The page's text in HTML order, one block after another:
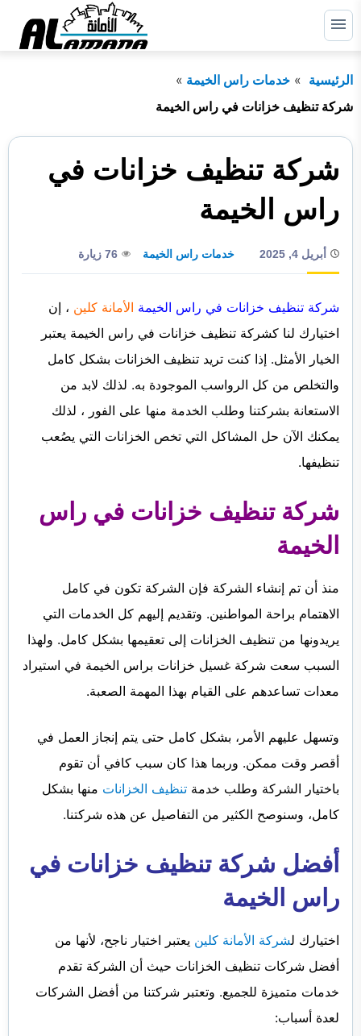
التجاوز
إلى القائمة
عن:
ابحث
دبي
الشارقة
عجمان
أم القيوين
أبوظبي
الرئيسية
خدمات راس الخيمة
شركة تنظيف خزانات في راس الخيمة
شركة تنظيف خزانات في
راس الخيمة
أبريل 4, 2025 خدمات راس الخيمة 76 زيارة
شركة تنظيف خزانات في راس الخيمة الأمانة كلين ، إن
اختيارك لنا كشركة تنظيف خزانات في راس الخيمة يعتبر
الخيار الأمثل. إذا كنت تريد تنظيف الخزانات بشكل كامل
والتخلص من كل الرواسب الموجودة به. لذلك لابد من
الاستعانة بشركتنا وطلب الخدمة منها على الفور ، لذلك
يمكنك الآن حل المشاكل التي تخص الخزانات التي يصُعب
تنظيفها.
شركة تنظيف خزانات في راس
الخيمة
منذ أن تم إنشاء الشركة فإن الشركة تكون في كامل
الاهتمام براحة المواطنين. وتقديم إليهم كل الخدمات التي
يريدونها من تنظيف الخزانات إلى تعقيمها بشكل كامل. ولهذا
السبب سعت شركة غسيل خزانات براس الخيمة في استيراد
معدات تساعدهم على القيام بهذا المهمة الصعبة.
وتسهل عليهم الأمر، بشكل كامل حتى يتم إنجاز العمل في
أقصر وقت ممكن. وربما هذا كان سبب كافي أن تقوم
باختيار الشركة وطلب خدمة تنظيف الخزانات منها بشكل
كامل، وسنوصح الكثير من التفاصيل عن هذه شركتنا.
أفضل شركة تنظيف خزانات في
راس الخيمة
اختيارك لشركة الأمانة كلين يعتبر اختيار ناجح، لأنها من
أفضل شركات تنظيف الخزانات حيث أن الشركة تقدم
خدمات متميزة للجميع. وتعتبر شركتنا من أفضل الشركات
لعدة أسباب: